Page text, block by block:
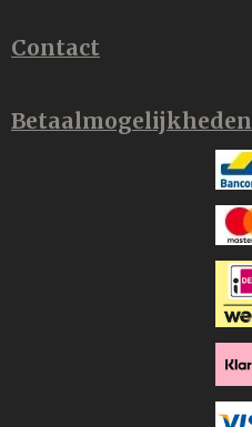
Contact
Betaalmogelijkheden